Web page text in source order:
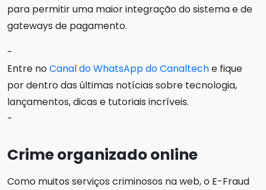
para permitir uma maior integração do sistema e de
gateways de pagamento.
-
Entre noCanal do WhatsApp do Canalteche fique
por dentro das últimas notícias sobre tecnologia,
lançamentos, dicas e tutoriais incríveis.
-
Crime organizado online
Como muitos serviços criminosos na web, o E-Fraud